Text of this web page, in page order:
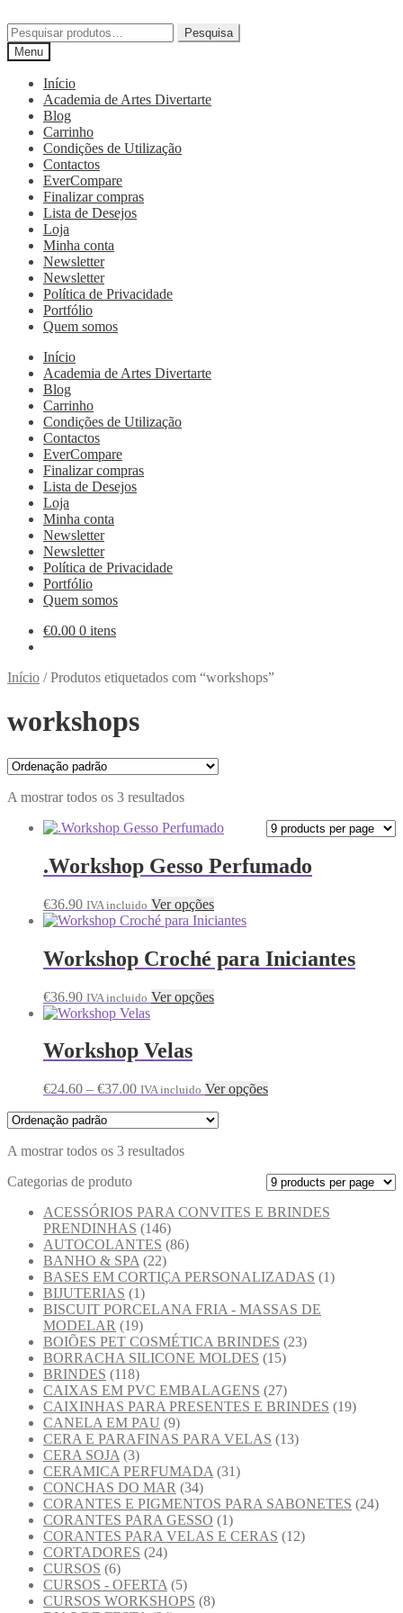
Pesquisa
Menu
Início
Academia de Artes Divertarte
Blog
Carrinho
Condições de Utilização
Contactos
EverCompare
Finalizar compras
Lista de Desejos
Loja
Minha conta
Newsletter
Newsletter
Política de Privacidade
Portfólio
Quem somos
Início
Academia de Artes Divertarte
Blog
Carrinho
Condições de Utilização
Contactos
EverCompare
Finalizar compras
Lista de Desejos
Loja
Minha conta
Newsletter
Newsletter
Política de Privacidade
Portfólio
Quem somos
€0.00 0 itens
Início /Produtos etiquetados com “workshops”
workshops
A mostrar todos os 3 resultados
.Workshop Gesso Perfumado
€36.90 IVA incluido Ver opções
Workshop Croché para Iniciantes
€36.90 IVA incluido Ver opções
Workshop Velas
€24.60 – €37.00 IVA incluido Ver opções
A mostrar todos os 3 resultados
Categorias de produto
ACESSÓRIOS PARA CONVITES E BRINDES
PRENDINHAS (146)
AUTOCOLANTES (86)
BANHO & SPA (22)
BASES EM CORTIÇA PERSONALIZADAS (1)
BIJUTERIAS (1)
BISCUIT PORCELANA FRIA - MASSAS DE
MODELAR (19)
BOIÕES PET COSMÉTICA BRINDES (23)
BORRACHA SILICONE MOLDES (15)
BRINDES (118)
CAIXAS EM PVC EMBALAGENS (27)
CAIXINHAS PARA PRESENTES E BRINDES (19)
CANELA EM PAU (9)
CERA E PARAFINAS PARA VELAS (13)
CERA SOJA (3)
CERAMICA PERFUMADA (31)
CONCHAS DO MAR (34)
CORANTES E PIGMENTOS PARA SABONETES (24)
CORANTES PARA GESSO (1)
CORANTES PARA VELAS E CERAS (12)
CORTADORES (24)
CURSOS (6)
CURSOS - OFERTA (5)
CURSOS WORKSHOPS (8)